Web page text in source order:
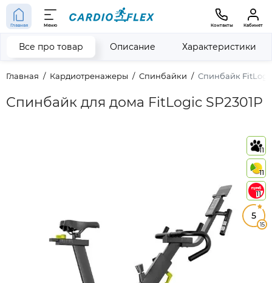
Главная Меню Контакты Кабинет
Главная Кардиотренажеры Спинбайки Спинбайк
Спинбайк для дома FitLogic SP2301P
Все про товар Описание Характеристики
11
11
11
5
15